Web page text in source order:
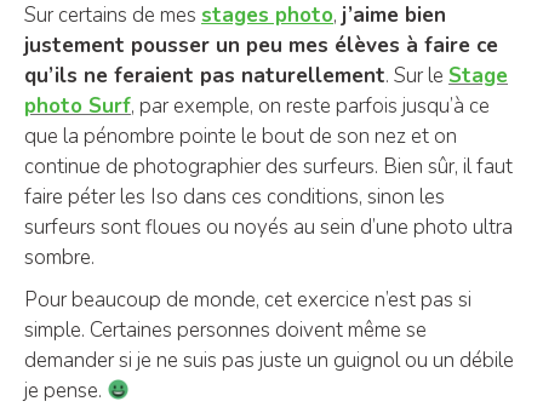
Sur certains de mes stages photo, j’aime bien
justement pousser un peu mes élèves à faire ce
qu’ils ne feraient pas naturellement. Sur le Stage
photo Surf, par exemple, on reste parfois jusqu’à ce
que la pénombre pointe le bout de son nez et on
continue de photographier des surfeurs. Bien sûr, il faut
faire péter les Iso dans ces conditions, sinon les
surfeurs sont floues ou noyés au sein d’une photo ultra
sombre.
Pour beaucoup de monde, cet exercice n’est pas si
simple. Certaines personnes doivent même se
demander si je ne suis pas juste un guignol ou un débile
je pense.